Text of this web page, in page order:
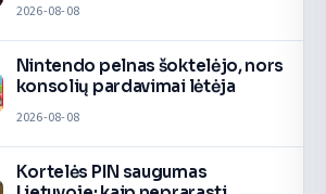
2026-08-08
Nintendo pelnas šoktelėjo, nors
konsolių pardavimai lėtėja
2026-08-08
Kortelės PIN saugumas